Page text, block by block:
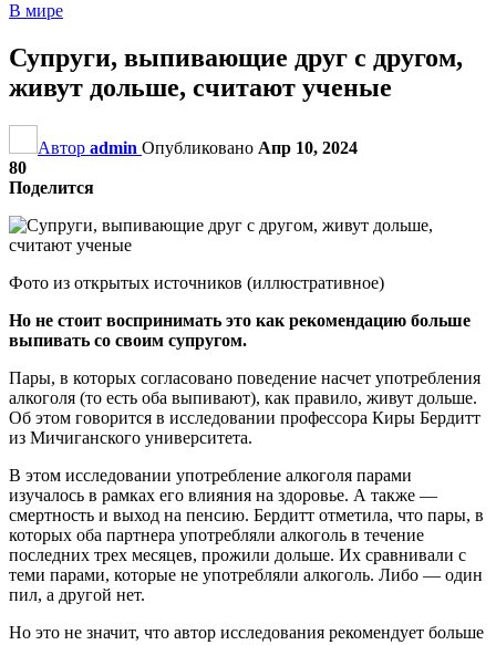
В мире
Супруги, выпивающие друг с другом,
живут дольше, считают ученые
Автор admin Опубликовано Апр 10, 2024
80
Поделится
Фото из открытых источников (иллюстративное)
Но не стоит воспринимать это как рекомендацию больше
выпивать со своим супругом.
Пары, в которых согласовано поведение насчет употребления
алкоголя (то есть оба выпивают), как правило, живут дольше.
Об этом говорится в исследовании профессора Киры Бердитт
из Мичиганского университета.
В этом исследовании употребление алкоголя парами
изучалось в рамках его влияния на здоровье. А также —
смертность и выход на пенсию. Бердитт отметила, что пары, в
которых оба партнера употребляли алкоголь в течение
последних трех месяцев, прожили дольше. Их сравнивали с
теми парами, которые не употребляли алкоголь. Либо — один
пил, а другой нет.
Но это не значит, что автор исследования рекомендует больше